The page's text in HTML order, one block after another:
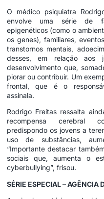
O médico psiquiatra
envolve uma série de
epigenéticos (como o
os genes), familiares,
transtornos mentais,
desses, em relação aos
desenvolvimento que,
piorar ou contribuir. Um
frontal, que é o
assinala.
Rodrigo Freitas ressalta
recompensa cerebral
predispondo os jovens a
uso de substâncias,
“Importante destacar
sociais que, aumenta o
cyberbullying”, frisou.
SÉRIE ESPECIAL – AGÊNCIA